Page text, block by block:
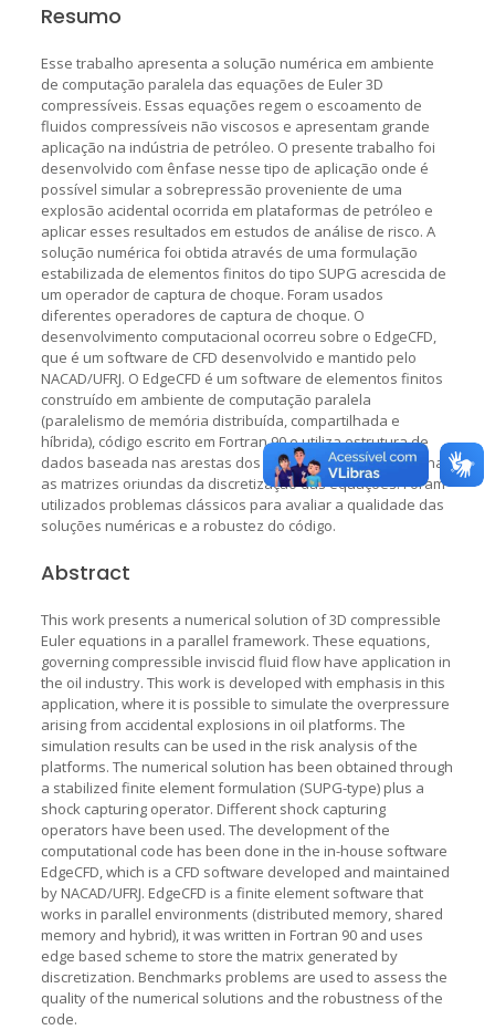
Resumo
Esse trabalho apresenta a solução numérica em ambiente
de computação paralela das equações de Euler 3D
compressíveis. Essas equações regem o escoamento de
fluidos compressíveis não viscosos e apresentam grande
aplicação na indústria de petróleo. O presente trabalho foi
desenvolvido com ênfase nesse tipo de aplicação onde é
possível simular a sobrepressão proveniente de uma
explosão acidental ocorrida em plataformas de petróleo e
aplicar esses resultados em estudos de análise de risco. A
solução numérica foi obtida através de uma formulação
estabilizada de elementos finitos do tipo SUPG acrescida de
um operador de captura de choque. Foram usados
diferentes operadores de captura de choque. O
desenvolvimento computacional ocorreu sobre o EdgeCFD,
que é um software de CFD desenvolvido e mantido pelo
NACAD/UFRJ. O EdgeCFD é um software de elementos finitos
construído em ambiente de computação paralela
(paralelismo de memória distribuída, compartilhada e
híbrida), código escrito em Fortran 90 e utiliza estrutura de
dados baseada nas arestas dos elementos para armazenar
as matrizes oriundas da discretização das equações. Foram
utilizados problemas clássicos para avaliar a qualidade das
soluções numéricas e a robustez do código.
Abstract
This work presents a numerical solution of 3D compressible
Euler equations in a parallel framework. These equations,
governing compressible inviscid fluid flow have application in
the oil industry. This work is developed with emphasis in this
application, where it is possible to simulate the overpressure
arising from accidental explosions in oil platforms. The
simulation results can be used in the risk analysis of the
platforms. The numerical solution has been obtained through
a stabilized finite element formulation (SUPG-type) plus a
shock capturing operator. Different shock capturing
operators have been used. The development of the
computational code has been done in the in-house software
EdgeCFD, which is a CFD software developed and maintained
by NACAD/UFRJ. EdgeCFD is a finite element software that
works in parallel environments (distributed memory, shared
memory and hybrid), it was written in Fortran 90 and uses
edge based scheme to store the matrix generated by
discretization. Benchmarks problems are used to assess the
quality of the numerical solutions and the robustness of the
code.